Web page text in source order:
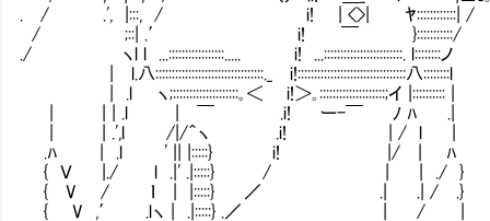
. / .', |:::, / i! | <>| ﾔ::::::::::::| / ｀
/ ;::| .′ i! ￣
./ ヽl l ...:::::::::::::::::..... i! ...::::::::::::::::::::::::.
| l.八:::::::::::::::::::::::::::::::::._ i!:::::::::::::::::::::::::::::::::
| .l ヽ;::::::::::::::::::::｡＜ i!＞｡::::::::::::::::::::;イ
| | | .l | ￣ .i! ー-￣ ﾉ ﾊ .|
| | .',l /|/＾ヽ .i! | / l |
.ﾊ | .l ' || |:::::} i! |/ | ﾊ
{ Ｖ |./ l .|' .|:::::} / | | ./
{ V / ｌ | |:::::} ／ .| .| / .}
{ V ,′ .lヽ | .|:::::} .／ | / |